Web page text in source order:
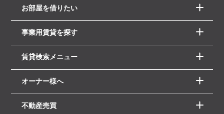
お部屋を借りたい
事業用賃貸を探す
賃貸検索メニュー
オーナー様へ
不動産売買